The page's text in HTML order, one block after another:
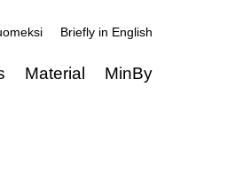
Briefly in English
Material MinBy